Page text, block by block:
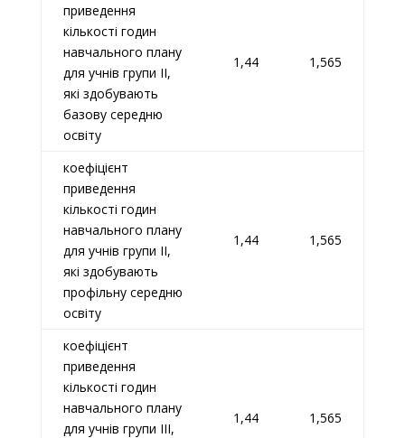
приведення
кількості годин
навчального плану
для учнів групи II,
які здобувають
базову середню
освіту
1,44 1,565
коефіцієнт
приведення
кількості годин
навчального плану
для учнів групи II,
які здобувають
профільну середню
освіту
1,44 1,565
коефіцієнт
приведення
кількості годин
навчального плану
для учнів групи III,
1,44 1,565